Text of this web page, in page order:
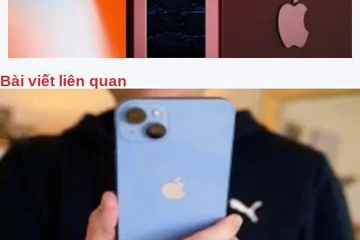
Bài viết liên quan